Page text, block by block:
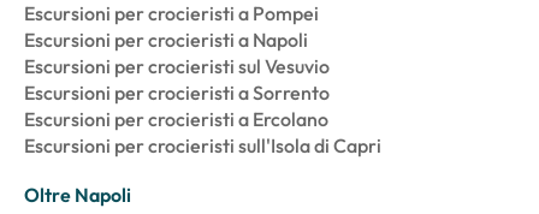
Escursioni per crocieristi a Pompei
Escursioni per crocieristi a Napoli
Escursioni per crocieristi sul Vesuvio
Escursioni per crocieristi a Sorrento
Escursioni per crocieristi a Ercolano
Escursioni per crocieristi sull'Isola di Capri
Oltre Napoli